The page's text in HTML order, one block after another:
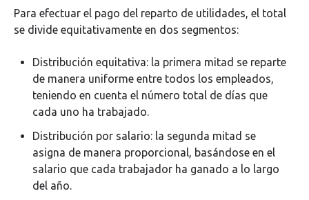
Para efectuar el pago del reparto de utilidades, el total
se divide equitativamente en dos segmentos:
Distribución equitativa: la primera mitad se reparte
de manera uniforme entre todos los empleados,
teniendo en cuenta el número total de días que
cada uno ha trabajado.
Distribución por salario: la segunda mitad se
asigna de manera proporcional, basándose en el
salario que cada trabajador ha ganado a lo largo
del año.